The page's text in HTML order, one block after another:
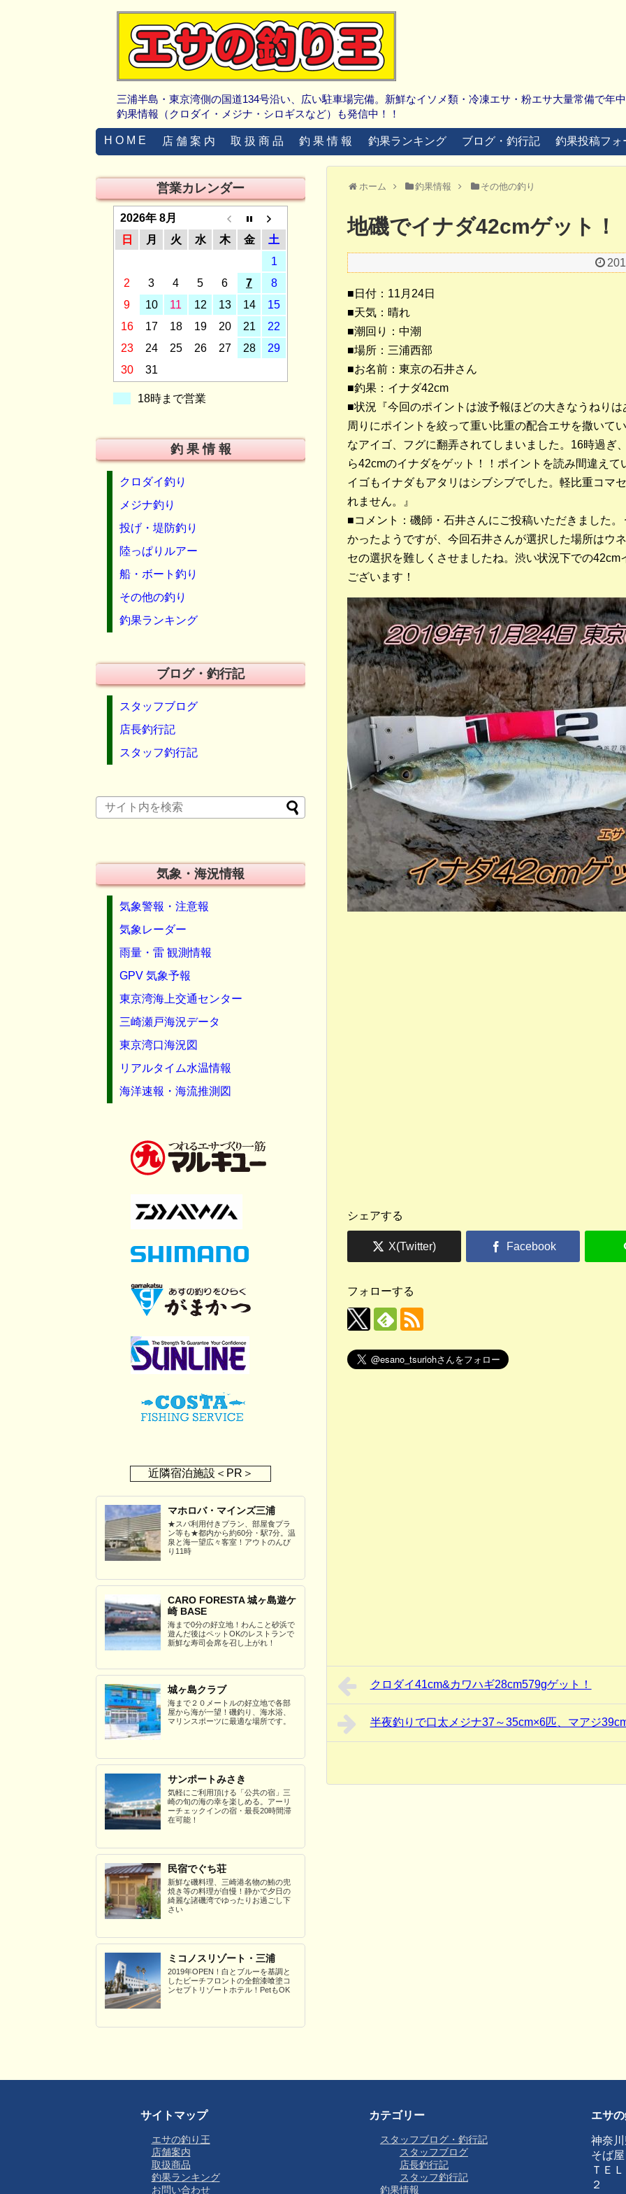
三浦半島・東京湾側の国道134号沿い、広い駐車場完備。新鮮なイソメ類・冷凍エサ・粉エサ大量常備で年
釣果情報（クロダイ・メジナ・シロギスなど）も発信中！！
H O M E 店 舗 案 内 取 扱 商 品 釣 果 情 報 釣果ランキング ブログ・釣行記 釣果投稿フォ
ホーム 釣果情報 その他の釣り
地磯でイナダ42cmゲット！
■日付：11月24日
■天気：晴れ
■潮回り：中潮
■場所：三浦西部
■お名前：東京の石井さん
■釣果：イナダ42cm
■状況『今回のポイントは波予報ほどの大きなうねり
周りにポイントを絞って重い比重の配合エサを撒いて
なアイゴ、フグに翻弄されてしまいました。16時過ぎ
ら42cmのイナダをゲット！！ポイントを読み間違え
イゴもイナダもアタリはシブシブでした。軽比重コマ
れません。』
■コメント：磯師・石井さんにご投稿いただきました
かったようですが、今回石井さんが選択した場所はウ
セの選択を難しくさせましたね。渋い状況下での
ございます！
シェアする
フォローする
クロダイ41cm&カワハギ28cm579gゲット！
半夜釣りで口太メジナ37～35cm×6匹、マアジ
営業カレンダー
2026年 8月
日
月 火 水 木 金
土
1
2
3 4 5 6 7
8
9
10 11 12 13 14
15
16
17 18 19 20 21
22
23
24 25 26 27 28
29
30
31
18時まで営業
釣 果 情 報
クロダイ釣り
メジナ釣り
投げ・堤防釣り
陸っぱりルアー
船・ボート釣り
その他の釣り
釣果ランキング
ブログ・釣行記
スタッフブログ
店長釣行記
スタッフ釣行記
気象・海況情報
気象警報・注意報
気象レーダー
雨量・雷 観測情報
GPV 気象予報
東京湾海上交通センター
三崎瀬戸海況データ
東京湾口海況図
リアルタイム水温情報
海洋速報・海流推測図
近隣宿泊施設＜PR＞
マホロバ・マインズ三浦
★スパ利用付きプラン、部屋食プラ
ン等も★都内から約60分・駅7分。温
泉と海一望広々客室！アウトのんび
り11時
CARO FORESTA 城ヶ島遊ケ
崎 BASE
海まで0分の好立地！わんこと砂浜で
遊んだ後はペットOKのレストランで
新鮮な寿司会席を召し上がれ！
城ヶ島クラブ
海まで２０メートルの好立地で各部
屋から海が一望！磯釣り、海水浴、
マリンスポーツに最適な場所です。
サンポートみさき
気軽にご利用頂ける「公共の宿」三
崎の旬の海の幸を楽しめる。アーリ
ーチェックインの宿・最長20時間滞
在可能！
民宿でぐち荘
新鮮な磯料理、三崎港名物の鮪の兜
焼き等の料理が自慢！静かで夕日の
綺麗な諸磯湾でゆったりお過ごし下
さい
ミコノスリゾート・三浦
2019年OPEN！白とブルーを基調と
したビーチフロントの全館漆喰塗コ
ンセプトリゾートホテル！PetもOK
サイトマップ
エサの釣り王
店舗案内
取扱商品
釣果ランキング
お問い合わせ
カテゴリー
スタッフブログ・釣行記
スタッフブログ
店長釣行記
スタッフ釣行記
釣果情報
エサ
神奈
そば
ＴＥ
２